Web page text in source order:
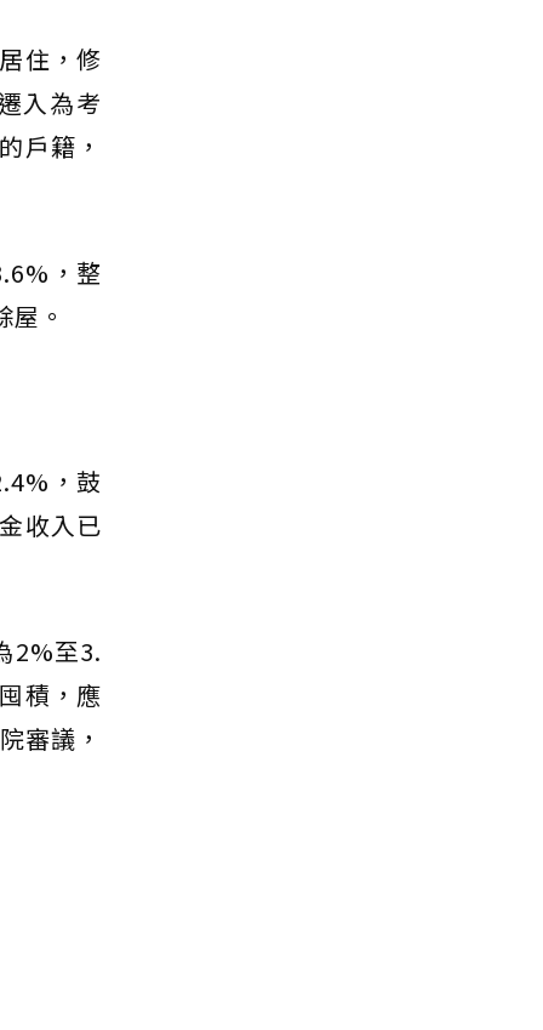
住，修
入為考
戶籍，
，整
。
，鼓
收入已
2%至3.
積，應
審議，